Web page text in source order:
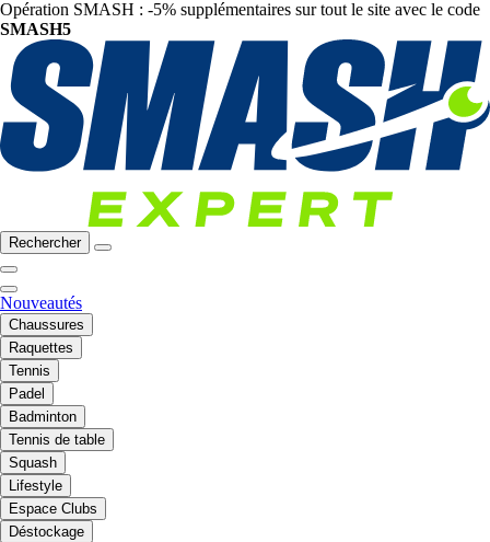
Opération SMASH : -5% supplémentaires sur tout le site avec le code
SMASH5
Rechercher
Nouveautés
Chaussures
Raquettes
Tennis
Padel
Badminton
Tennis de table
Squash
Lifestyle
Espace Clubs
Déstockage